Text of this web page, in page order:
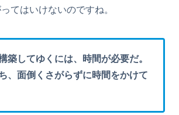
てはいけないのですね。
築してゆくには、時間が必要だ。
、面倒くさがらずに時間をかけて